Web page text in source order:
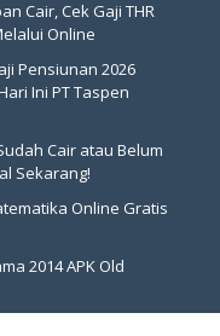
Cair, Cek Gaji THR
Online
Pensiunan 2026
Ini PT Taspen
Cair atau Belum
Sekarang!
Online Gratis
2014 APK Old